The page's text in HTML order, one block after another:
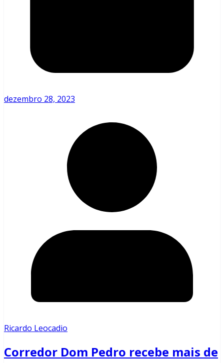
dezembro 28, 2023
Ricardo Leocadio
Corredor Dom Pedro recebe mais de